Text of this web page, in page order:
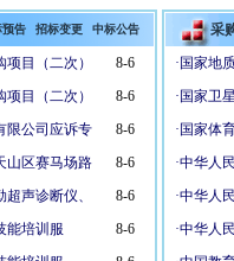
预告 招标变更 中标公告
目（二次）
8-6
目（二次）
8-6
限公司应诉专
8-6
山区赛马场路
8-6
声诊断仪、
8-6
能培训服
8-6
采
· 国家地
· 国家卫
· 国家体
·中华人
·中华人
·中华人